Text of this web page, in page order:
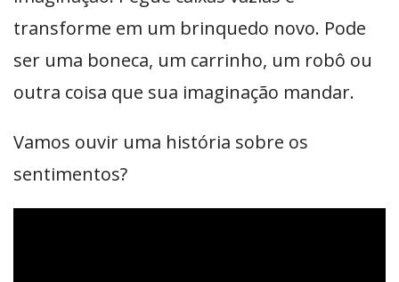
transforme em um brinquedo novo. Pode
ser uma boneca, um carrinho, um robô ou
outra coisa que sua imaginação mandar.
Vamos ouvir uma história sobre os
sentimentos?